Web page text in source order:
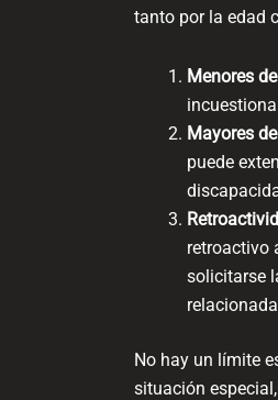
tanto por la edad
Menores
Mayores
puede
retroactivo
solicitarse
No hay un límite
situación